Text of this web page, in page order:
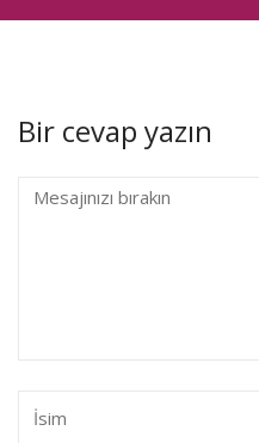
Bir cevap yazın